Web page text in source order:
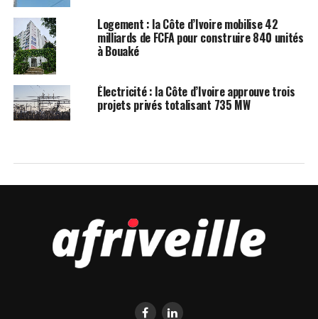
Logement : la Côte d’Ivoire mobilise 42
milliards de FCFA pour construire 840 unités
à Bouaké
Électricité : la Côte d’Ivoire approuve trois
projets privés totalisant 735 MW